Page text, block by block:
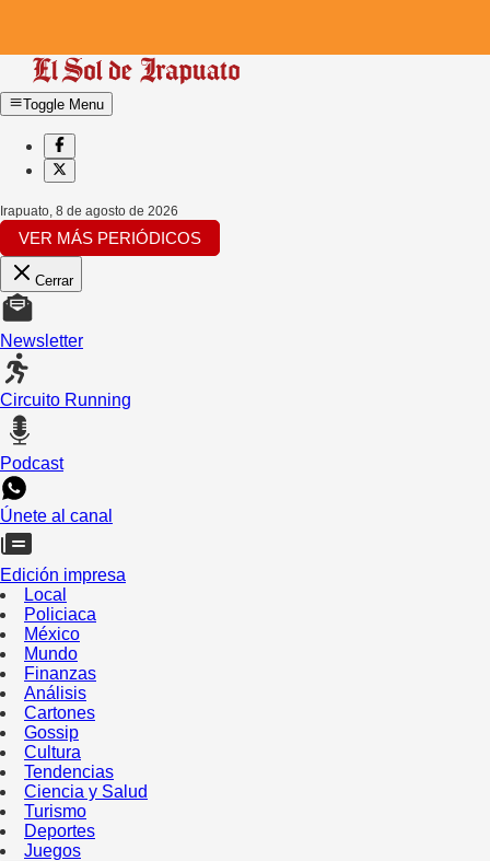
Toggle Menu
Irapuato, 8 de agosto de 2026
VER MÁS PERIÓDICOS
Cerrar
Newsletter
Circuito Running
Podcast
Únete al canal
Edición impresa
Local
Policiaca
México
Mundo
Finanzas
Análisis
Cartones
Gossip
Cultura
Tendencias
Ciencia y Salud
Turismo
Deportes
Juegos